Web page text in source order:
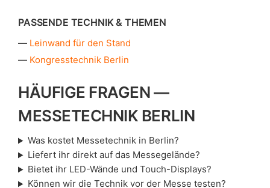
PASSENDE TECHNIK & THEMEN
Leinwand für den Stand
Kongresstechnik Berlin
HÄUFIGE FRAGEN —
MESSETECHNIK BERLIN
Was kostet Messetechnik in Berlin?
Liefert ihr direkt auf das Messegelände?
Bietet ihr LED-Wände und Touch-Displays?
Können wir die Technik vor der Messe testen?